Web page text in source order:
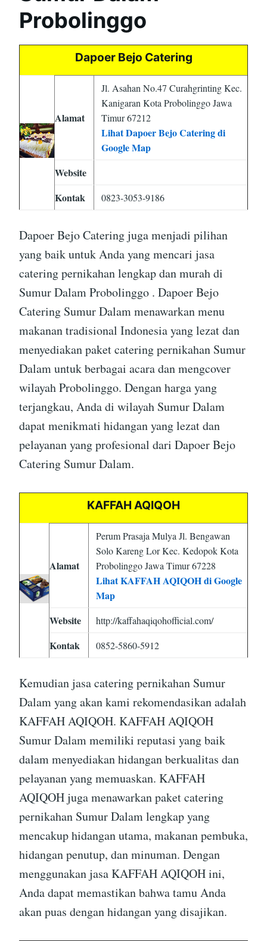
Probolinggo
Dapoer Bejo Catering
Alamat
Jl. Asahan No.47 Curahgrinting Kec.
Kanigaran Kota Probolinggo Jawa
Timur 67212
Lihat Dapoer Bejo Catering di
Google Map
Website
Kontak
0823-3053-9186
Dapoer Bejo Catering juga menjadi pilihan
yang baik untuk Anda yang mencari jasa
catering pernikahan lengkap dan murah di
Sumur Dalam Probolinggo . Dapoer Bejo
Catering Sumur Dalam menawarkan menu
makanan tradisional Indonesia yang lezat dan
menyediakan paket catering pernikahan Sumur
Dalam untuk berbagai acara dan mengcover
wilayah Probolinggo. Dengan harga yang
terjangkau, Anda di wilayah Sumur Dalam
dapat menikmati hidangan yang lezat dan
pelayanan yang profesional dari Dapoer Bejo
Catering Sumur Dalam.
KAFFAH AQIQOH
Alamat
Perum Prasaja Mulya Jl. Bengawan
Solo Kareng Lor Kec. Kedopok Kota
Probolinggo Jawa Timur 67228
Lihat KAFFAH AQIQOH di Google
Map
Website
http://kaffahaqiqohofficial.com/
Kontak 0852-5860-5912
Kemudian jasa catering pernikahan Sumur
Dalam yang akan kami rekomendasikan adalah
KAFFAH AQIQOH. KAFFAH AQIQOH
Sumur Dalam memiliki reputasi yang baik
dalam menyediakan hidangan berkualitas dan
pelayanan yang memuaskan. KAFFAH
AQIQOH juga menawarkan paket catering
pernikahan Sumur Dalam lengkap yang
mencakup hidangan utama, makanan pembuka,
hidangan penutup, dan minuman. Dengan
menggunakan jasa KAFFAH AQIQOH ini,
Anda dapat memastikan bahwa tamu Anda
akan puas dengan hidangan yang disajikan.